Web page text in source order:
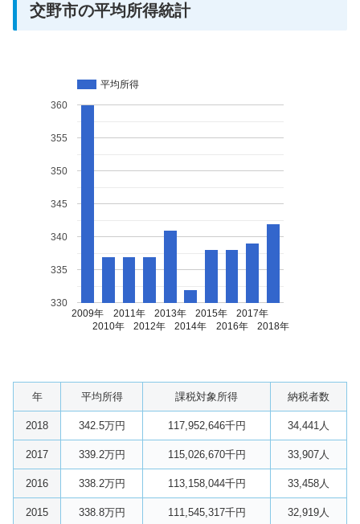
交野市の平均所得統計
平均所得
2009年
2010年
2011年
2012年
2013年
2014年
2015年
2016年
2017年
2018年
330
335
340
345
350
355
360
年 平均所得 課税対象所得 納税者数
2018 342.5万円 117,952,646千円 34,441人
2017 339.2万円 115,026,670千円 33,907人
2016 338.2万円 113,158,044千円 33,458人
2015 338.8万円 111,545,317千円 32,919人